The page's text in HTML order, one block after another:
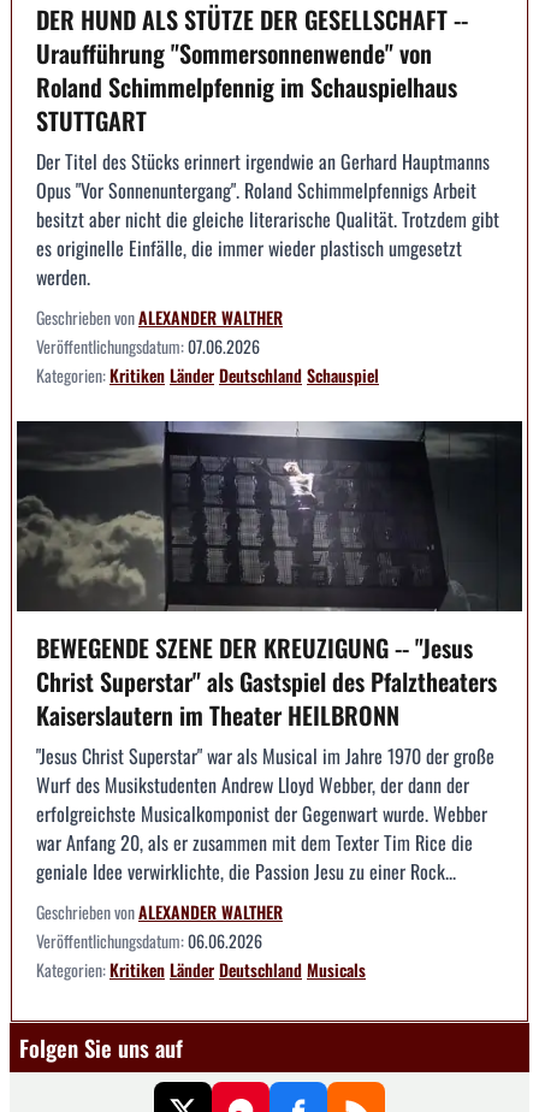
DER HUND ALS STÜTZE DER GESELLSCHAFT --
Uraufführung "Sommersonnenwende" von
Roland Schimmelpfennig im Schauspielhaus
STUTTGART
Der Titel des Stücks erinnert irgendwie an Gerhard Hauptmanns
Opus "Vor Sonnenuntergang". Roland Schimmelpfennigs Arbeit
besitzt aber nicht die gleiche literarische Qualität. Trotzdem gibt
es originelle Einfälle, die immer wieder plastisch umgesetzt
werden.
Geschrieben vonALEXANDER WALTHER
Veröffentlichungsdatum:07.06.2026
Kategorien:KritikenLänderDeutschlandSchauspiel
BEWEGENDE SZENE DER KREUZIGUNG -- "Jesus
Christ Superstar" als Gastspiel des Pfalztheaters
Kaiserslautern im Theater HEILBRONN
"Jesus Christ Superstar" war als Musical im Jahre 1970 der große
Wurf des Musikstudenten Andrew Lloyd Webber, der dann der
erfolgreichste Musicalkomponist der Gegenwart wurde. Webber
war Anfang 20, als er zusammen mit dem Texter Tim Rice die
geniale Idee verwirklichte, die Passion Jesu zu einer Rock...
Geschrieben vonALEXANDER WALTHER
Veröffentlichungsdatum:06.06.2026
Kategorien:KritikenLänderDeutschlandMusicals
Folgen Sie uns auf